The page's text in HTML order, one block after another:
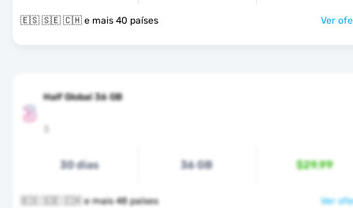
🇪🇸 🇸🇪 🇨🇭 e mais 40 países Ver
Half Global 36 GB
30 dias 36 GB $29.99
🇪🇸 🇸🇪 🇨🇭 e mais 48 países Ver